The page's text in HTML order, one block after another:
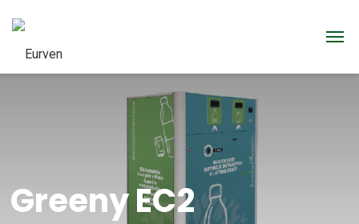
Greeny EC2